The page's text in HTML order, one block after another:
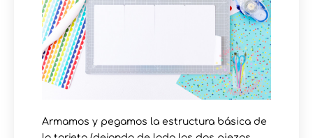
Armamos y pegamos la estructura básica de